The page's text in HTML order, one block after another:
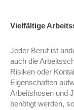
Vielfältige
Jeder Beruf ist
auch die
Risiken oder
Eigenschaften
Arbeitshosen und
benötigt werden,